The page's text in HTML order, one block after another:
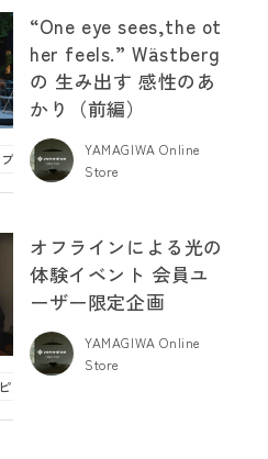
ブランドコンテンツ ヴァストベリ
“One eye sees,the ot
her feels.” Wästberg
の 生み出す 感性のあ
かり（前編）
YAMAGIWA Online
Store
ピヴォタン・ア・ポジー
オフラインによる光の
体験イベント 会員ユ
ーザー限定企画
YAMAGIWA Online
Store